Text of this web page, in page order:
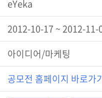
eYeka
2012-10-17 ~ 2012-11-
아이디어/마케팅
공모전 홈페이지 바로가